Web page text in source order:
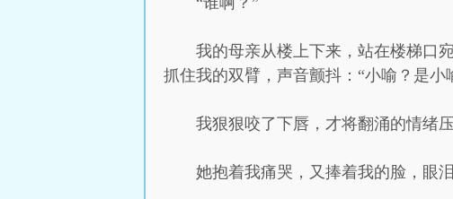
我的母亲从楼上下来，站在楼梯口
抓住我的双臂，声音颤抖：“小喻？是小
我狠狠咬了下唇，才将翻涌的情绪
她抱着我痛哭，又捧着我的脸，眼